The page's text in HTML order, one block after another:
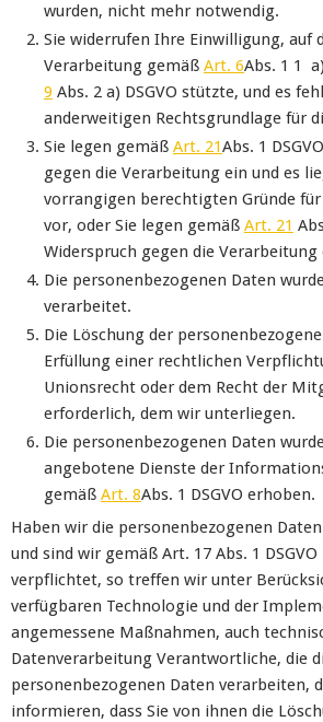
wurden, nicht mehr notwendig.
Sie widerrufen Ihre Einwilligung, auf
Verarbeitung gemäß Art. 6Abs. 1 1
9 Abs. 2 a) DSGVO stützte, und es
anderweitigen Rechtsgrundlage für
Sie legen gemäß Art. 21Abs. 1
gegen die Verarbeitung ein und es
vorrangigen berechtigten Gründe
vor, oder Sie legen gemäß Art. 21
Widerspruch gegen die Verarbeitung
Die personenbezogenen Daten
verarbeitet.
Die Löschung der
Erfüllung einer rechtlichen
Unionsrecht oder dem Recht der
erforderlich, dem wir unterliegen.
Die personenbezogenen Daten
angebotene Dienste der
gemäß Art. 8Abs. 1 DSGVO erhoben.
Haben wir die personenbezogenen
und sind wir gemäß Art. 17 Abs. 1
verpflichtet, so treffen wir unter
verfügbaren Technologie und der
angemessene Maßnahmen, auch
Datenverarbeitung Verantwortliche, die
personenbezogenen Daten verarbeiten,
informieren, dass Sie von ihnen die